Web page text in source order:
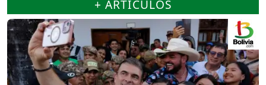
+ ARTÍCULOS